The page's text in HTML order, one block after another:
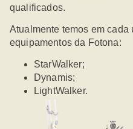
qualificados.
Atualmente temos em cada
equipamentos da Fotona:
StarWalker;
Dynamis;
LightWalker.